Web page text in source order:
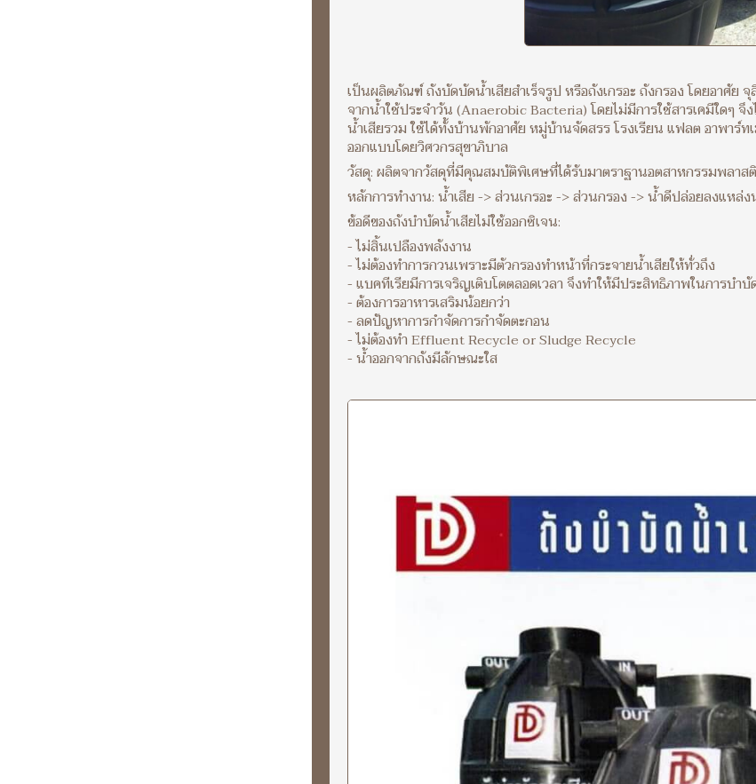
เป็นผลิตภัณฑ์ ถังบัดบัดน้ำเสียสำเร็จรูป หรือถังเกรอะ ถังกรอง โดยอาศัย
จากน้ำใช้ประจำวัน (Anaerobic Bacteria) โดยไม่มีการใช้สารเคมีใดๆ
น้ำเสียรวม ใช้ได้ทั้งบ้านพักอาศัย หมู่บ้านจัดสรร โรงเรียน แฟลต อาพาร์
ออกแบบโดยวิศวกรสุขาภิบาล
วัสดุ: ผลิตจากวัสดุที่มีคุณสมบัติพิเศษที่ได้รับมาตราฐานอตสาหกรรมพล
หลักการทำงาน: น้ำเสีย -> ส่วนเกรอะ -> ส่วนกรอง -> น้ำดีปล่อยลงแหล่ง
ข้อดีของถังบำบัดน้ำเสียไม่ใช้ออกซิเจน:
- ไม่สิ้นเปลืองพลังงาน
- ไม่ต้องทำการกวนเพราะมีตัวกรองทำหน้าที่กระจายน้ำเสียให้ทั่วถึง
- แบคทีเรียมีการเจริญเติบโตตลอดเวลา จึงทำให้มีประสิทธิภาพในการบำบั
- ต้องการอาหารเสริมน้อยกว่า
- ลดปัญหาการกำจัดการกำจัดตะกอน
- ไม่ต้องทำ Effluent Recycle or Sludge Recycle
- น้ำออกจากถังมีลักษณะใส